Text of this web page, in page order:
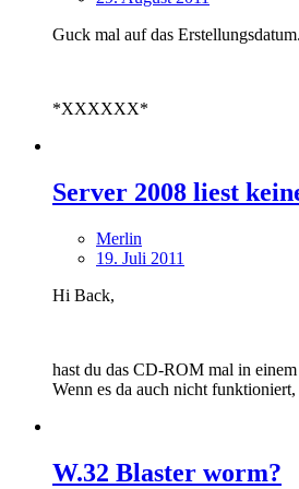
Guck mal auf das Erstellungsdatum.
*XXXXXX*
Server 2008 liest
Merlin
19. Juli 2011
Hi Back,
hast du das CD-ROM mal in
Wenn es da auch nicht
W.32 Blaster worm?